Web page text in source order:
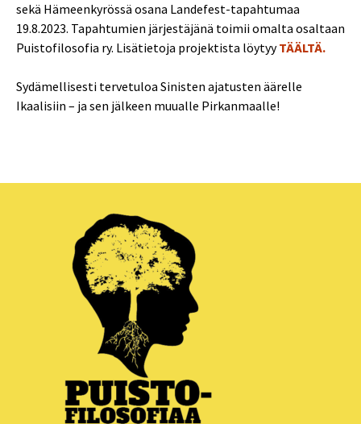
sekä Hämeenkyrössä osana Landefest-tapahtumaa
19.8.2023. Tapahtumien järjestäjänä toimii omalta osaltaan
Puistofilosofia ry. Lisätietoja projektista löytyyTÄÄLTÄ.
Sydämellisesti tervetuloa Sinisten ajatusten äärelle
Ikaalisiin – ja sen jälkeen muualle Pirkanmaalle!